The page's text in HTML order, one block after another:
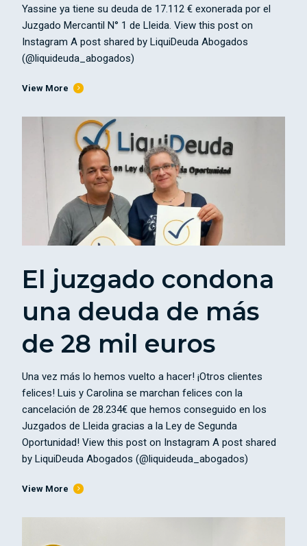
Yassine ya tiene su deuda de 17.112 € exonerada por el
Juzgado Mercantil N° 1 de Lleida. View this post on
Instagram A post shared by LiquiDeuda Abogados
(@liquideuda_abogados)
View More
El juzgado condona
una deuda de más
de 28 mil euros
Una vez más lo hemos vuelto a hacer! ¡Otros clientes
felices! Luis y Carolina se marchan felices con la
cancelación de 28.234€ que hemos conseguido en los
Juzgados de Lleida gracias a la Ley de Segunda
Oportunidad! View this post on Instagram A post shared
by LiquiDeuda Abogados (@liquideuda_abogados)
View More